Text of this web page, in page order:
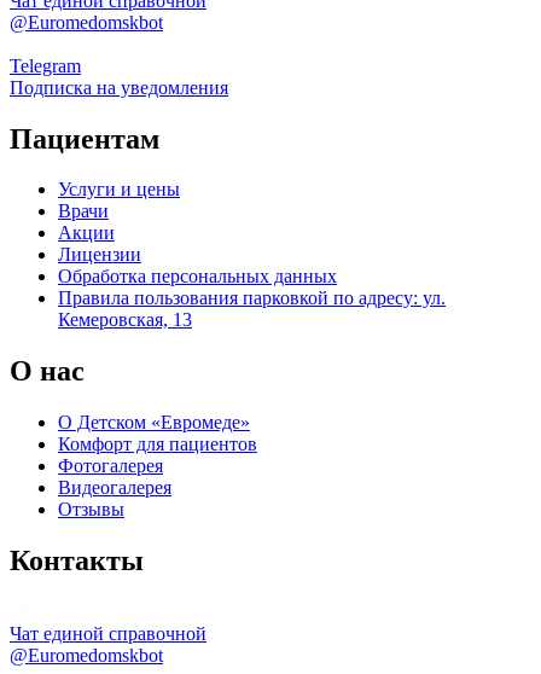
@Euromedomskbot
Telegram
Подписка на уведомления
Пациентам
Услуги и цены
Врачи
Акции
Лицензии
Обработка персональных данных
Правила пользования парковкой по адресу: ул.
Кемеровская, 13
О нас
О Детском «Евромеде»
Комфорт для пациентов
Фотогалерея
Видеогалерея
Отзывы
Контакты
Чат единой справочной
@Euromedomskbot